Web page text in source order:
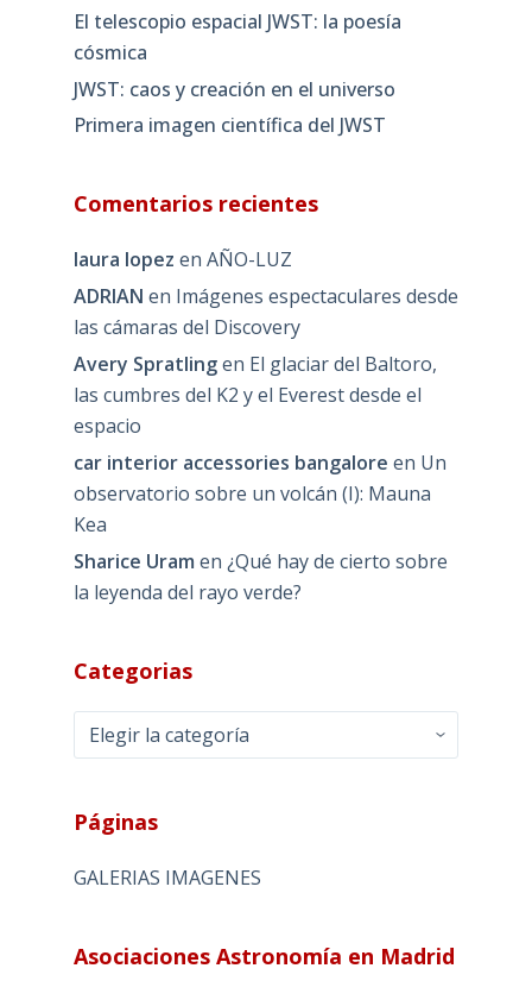
El telescopio espacial JWST: la poesía
cósmica
JWST: caos y creación en el universo
Primera imagen científica del JWST
Comentarios recientes
laura lopez en AÑO-LUZ
ADRIAN en Imágenes espectaculares desde
las cámaras del Discovery
Avery Spratlingen El glaciar del Baltoro,
las cumbres del K2 y el Everest desde el
espacio
car interior accessories bangalore en Un
observatorio sobre un volcán (I): Mauna
Kea
Sharice Uram en ¿Qué hay de cierto sobre
la leyenda del rayo verde?
Categorias
Categorias
Páginas
GALERIAS IMAGENES
Asociaciones Astronomía en Madrid